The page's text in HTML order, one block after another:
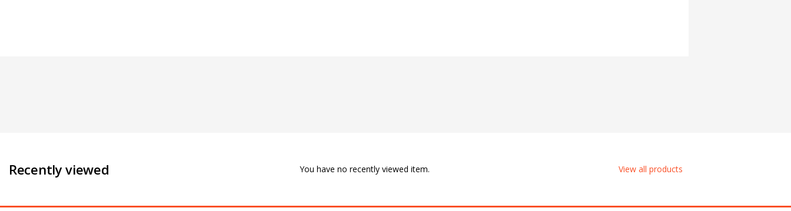
Recently viewed You have no recently viewed item. View all products